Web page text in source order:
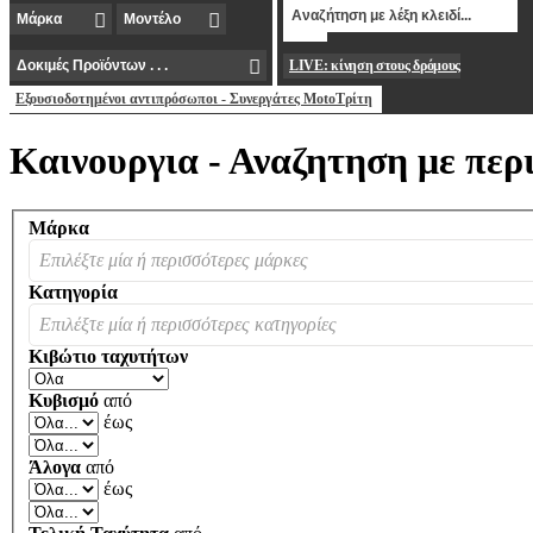
LIVE: κίνηση στους δρόμους
Εξουσιοδοτημένοι αντιπρόσωποι - Συνεργάτες MotoΤρίτη
Καινουργια - Αναζητηση με
Μάρκα
Επιλέξτε μία ή περισσότερες μάρκες
Κατηγορία
Επιλέξτε μία ή περισσότερες κατηγορίες
Κιβώτιο ταχυτήτων
Κυβισμό από
έως
Άλογα από
έως